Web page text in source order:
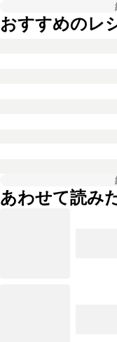
おすすめのレ
あわせて読み